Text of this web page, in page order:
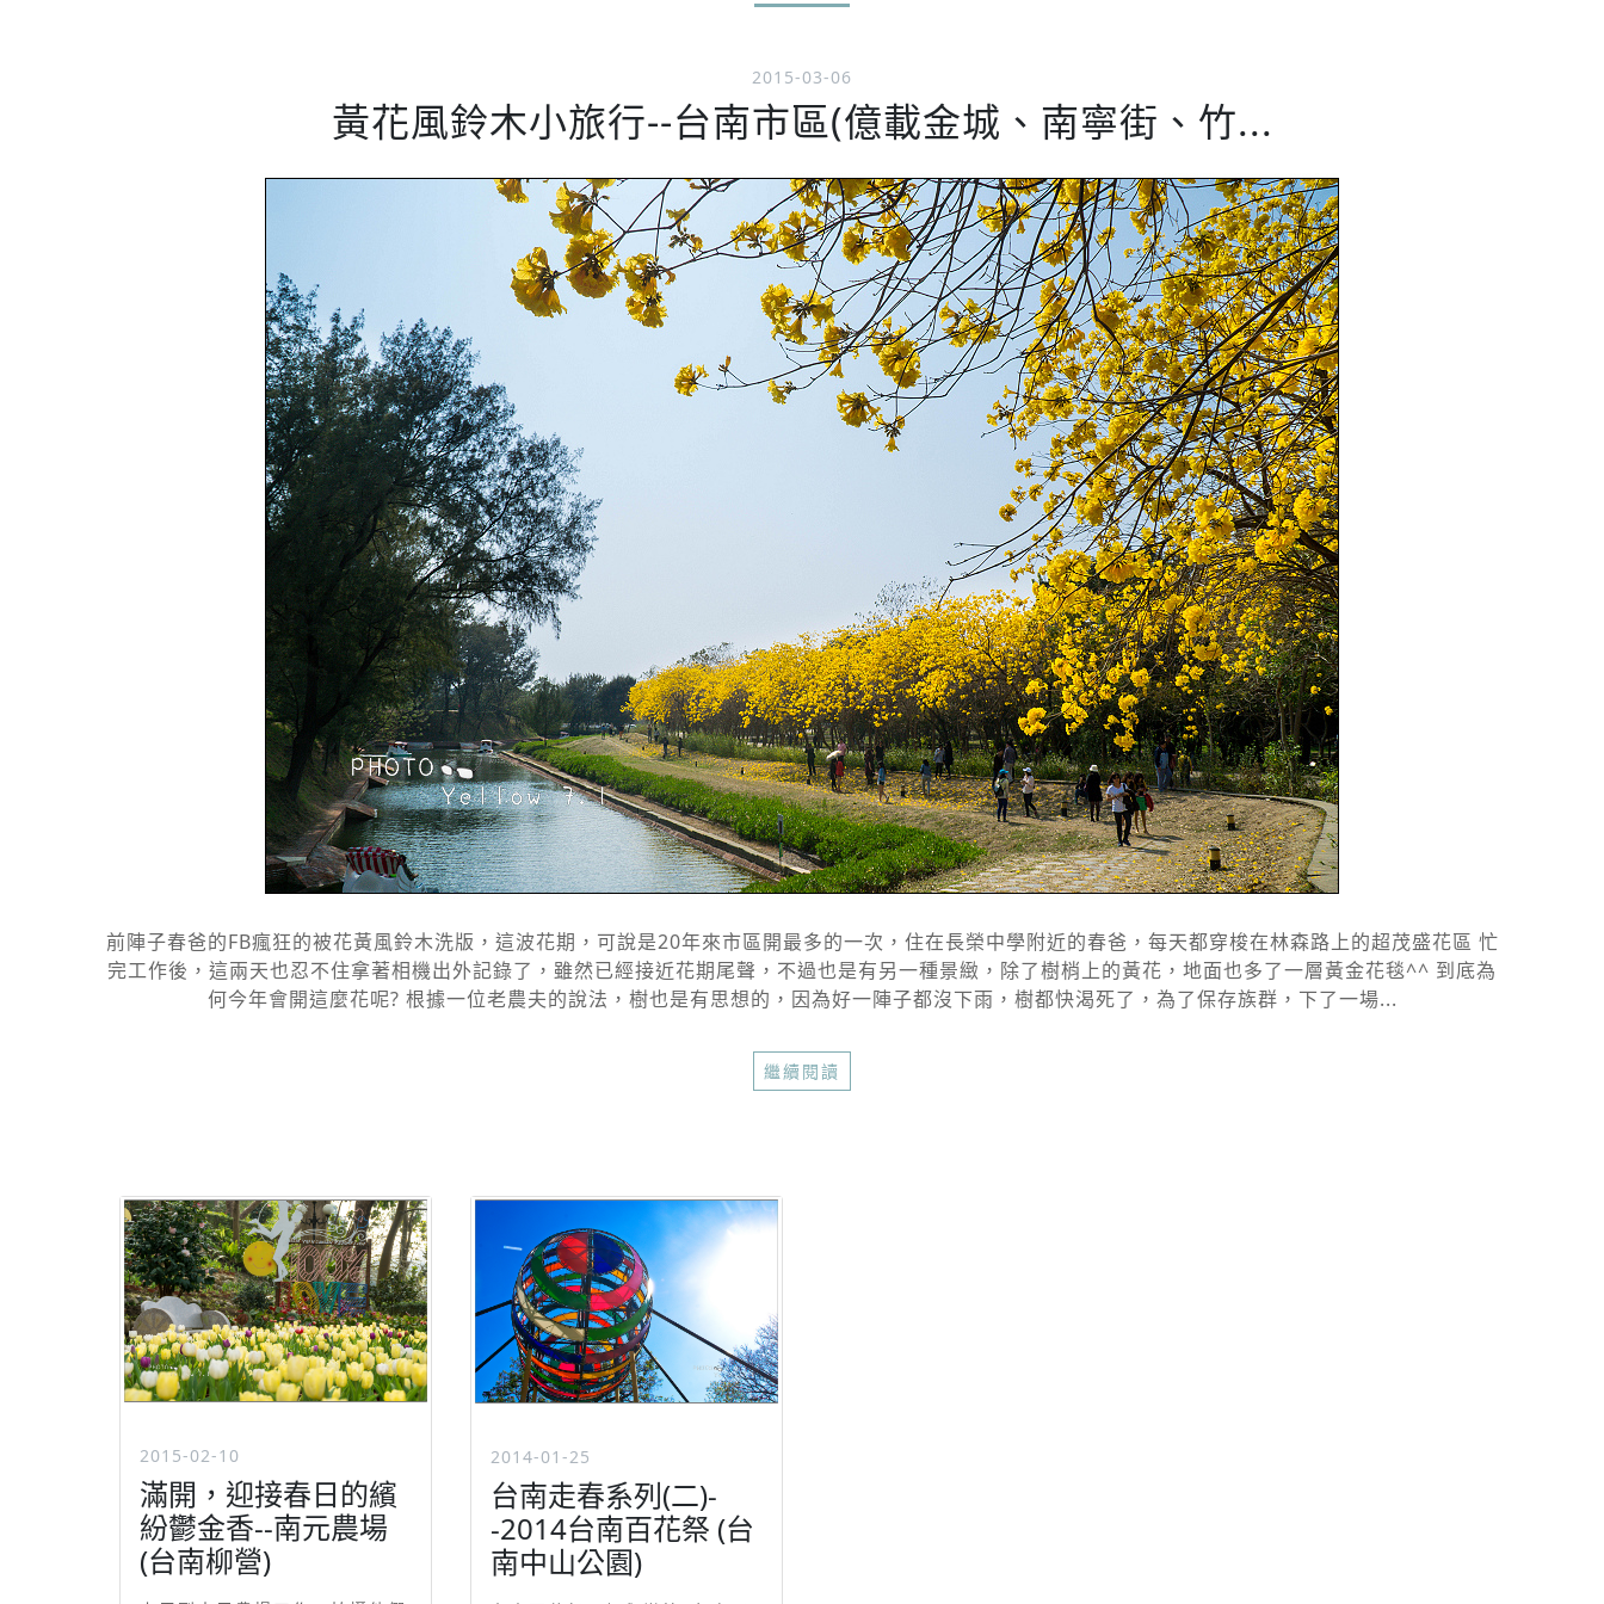
2015-03-06
黃花風鈴木小旅行--台南市區(億載金城、南寧街、竹...
前陣子春爸的FB瘋狂的被花黃風鈴木洗版，這波花期，可說是20年來市區開最多的一次，住在長榮中學附近的春爸，每天都穿梭在林森路上的超茂盛花區 忙
完工作後，這兩天也忍不住拿著相機出外記錄了，雖然已經接近花期尾聲，不過也是有另一種景緻，除了樹梢上的黃花，地面也多了一層黃金花毯^^ 到底為
何今年會開這麼花呢? 根據一位老農夫的說法，樹也是有思想的，因為好一陣子都沒下雨，樹都快渴死了，為了保存族群，下了一場...
繼續閱讀
2015-02-10
滿開，迎接春日的繽
紛鬱金香--南元農場
(台南柳營)
2014-01-25
台南走春系列(二)-
-2014台南百花祭 (台
南中山公園)